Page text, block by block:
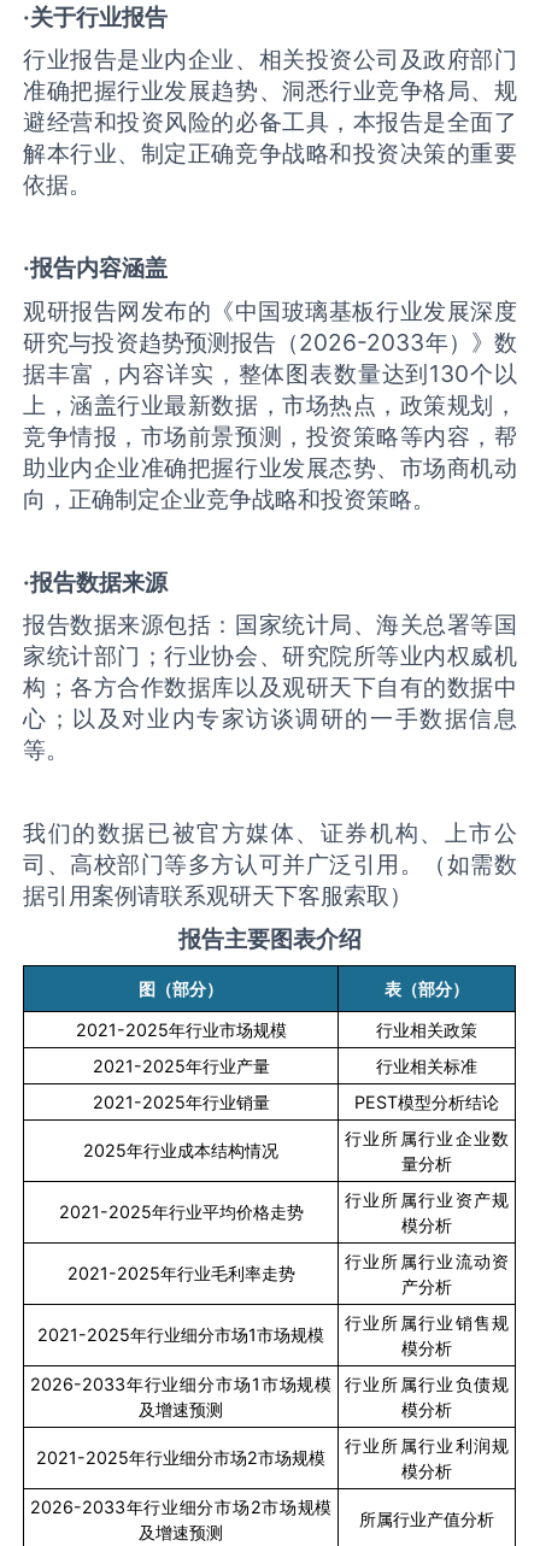
·关于行业报告
行业报告是业内企业、相关投资公司及政府部门
准确把握行业发展趋势、洞悉行业竞争格局、规
避经营和投资风险的必备工具，本报告是全面了
解本行业、制定正确竞争战略和投资决策的重要
依据。
·报告内容涵盖
观研报告网发布的《中国‌玻璃基板‌行业发展深度
研究与投资趋势预测报告（2026-2033年）》数
据丰富，内容详实，整体图表数量达到130个以
上，涵盖行业最新数据，市场热点，政策规划，
竞争情报，市场前景预测，投资策略等内容，帮
助业内企业准确把握行业发展态势、市场商机动
向，正确制定企业竞争战略和投资策略。
·报告数据来源
报告数据来源包括：国家统计局、海关总署等国
家统计部门；行业协会、研究院所等业内权威机
构；各方合作数据库以及观研天下自有的数据中
心；以及对业内专家访谈调研的一手数据信息
等。
我们的数据已被官方媒体、证券机构、上市公
司、高校部门等多方认可并广泛引用。（如需数
据引用案例请联系观研天下客服索取）
报告主要图表介绍
图（部分）
表（部分）
2021-2025年行业市场规模
行业相关政策
2021-2025年行业产量
行业相关标准
2021-2025年行业销量 PEST模型分析结论
2025年行业成本结构情况
行业所属行业企业数
量分析
2021-2025年行业平均价格走势
行业所属行业资产规
模分析
2021-2025年行业毛利率走势
行业所属行业流动资
产分析
2021-2025年行业细分市场1市场规模
行业所属行业销售规
模分析
2026-2033年行业细分市场1市场规模
及增速预测
行业所属行业负债规
模分析
2021-2025年行业细分市场2市场规模
行业所属行业利润规
模分析
2026-2033年行业细分市场2市场规模
及增速预测
所属行业产值分析